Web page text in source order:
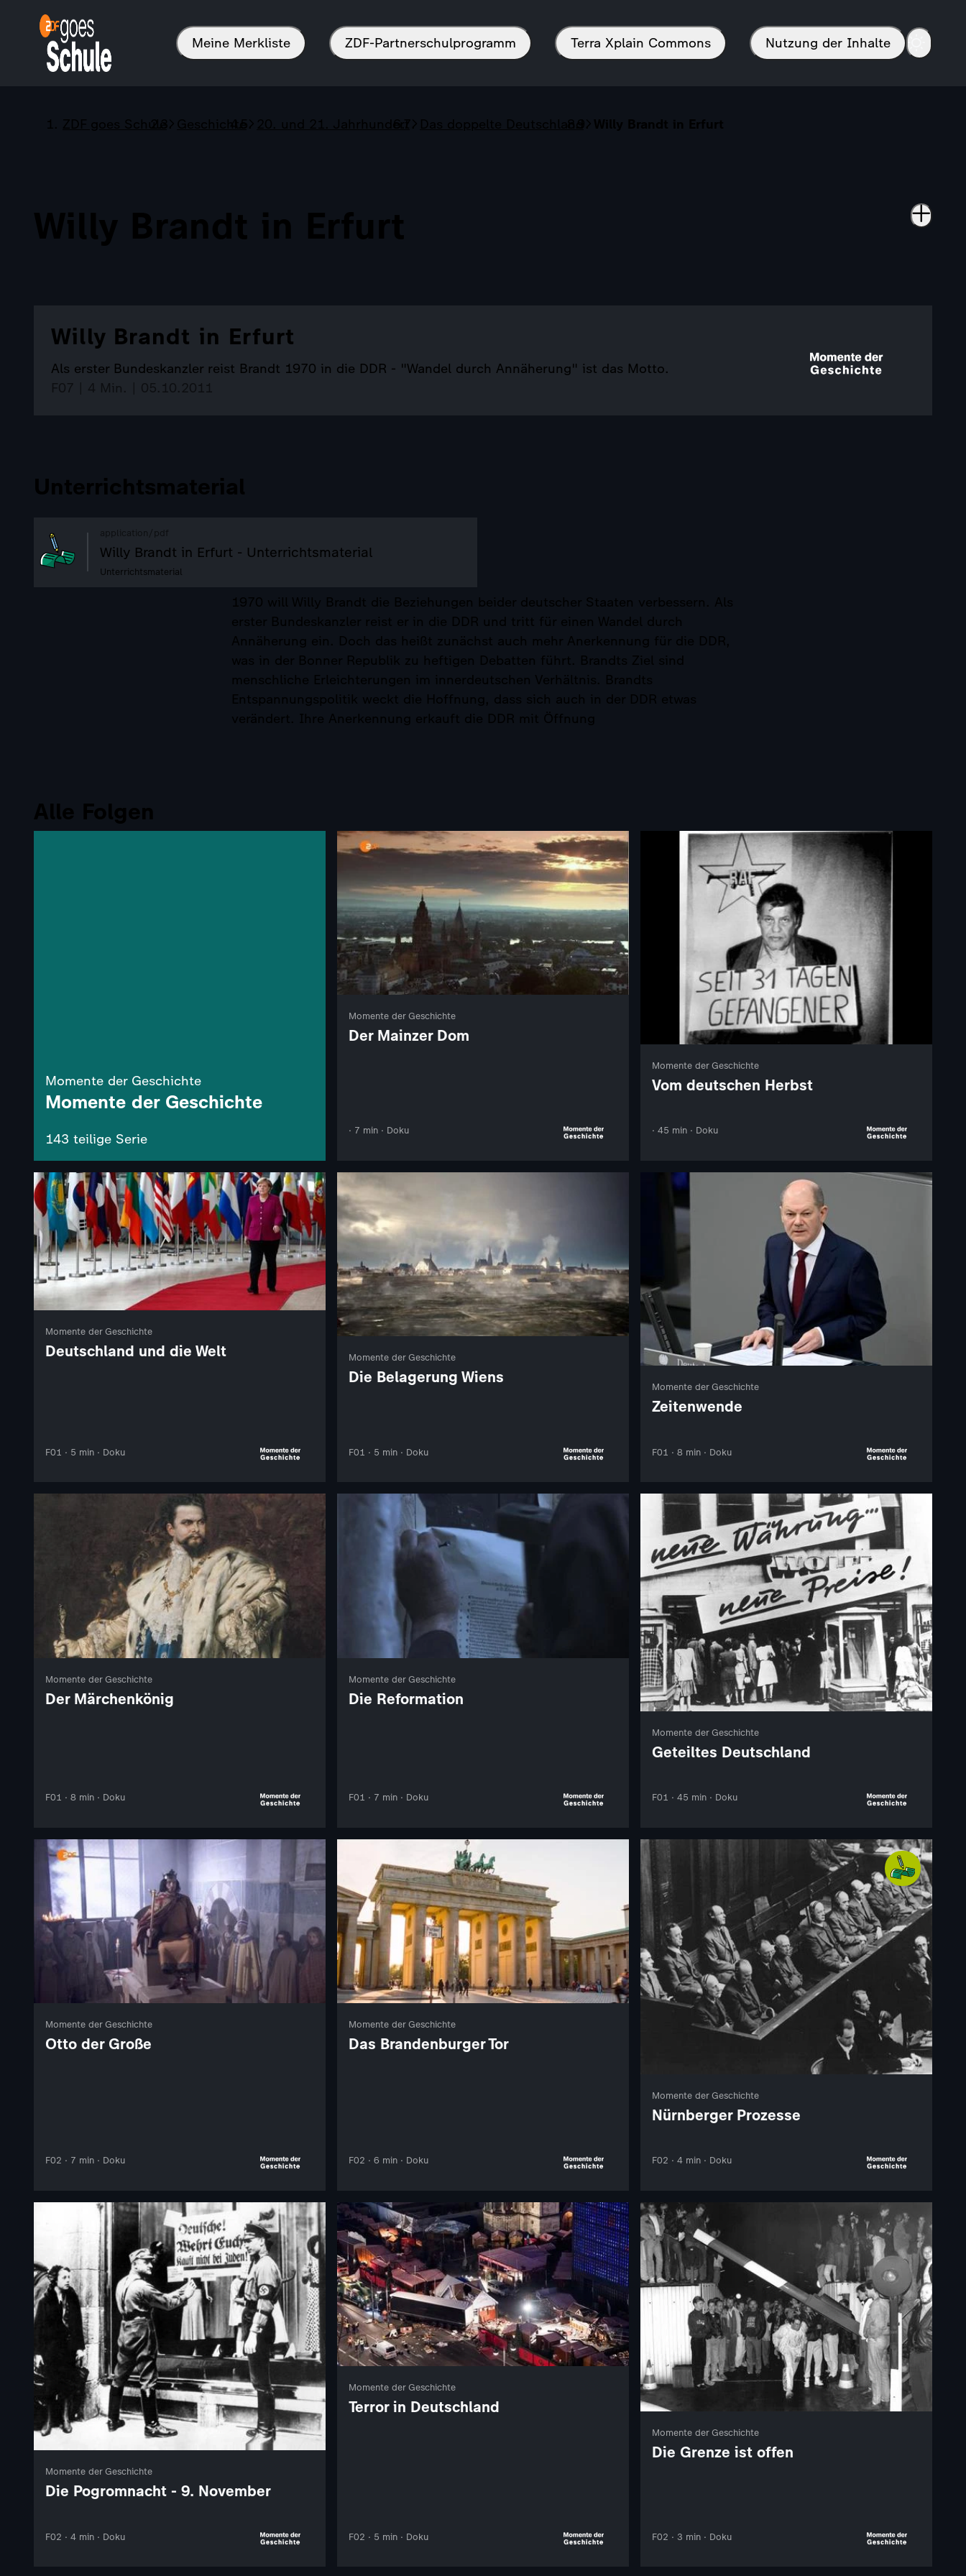
Meine Merkliste ZDF-Partnerschulprogramm Terra Xplain Commons Nutzung der Inhalte
ZDF goes Schule Geschichte 20. und 21. Jahrhundert Das doppelte Deutschland Willy Brandt in Erfurt
Willy Brandt in Erfurt
Willy Brandt in Erfurt
Als erster Bundeskanzler reist Brandt 1970 in die DDR - "Wandel durch Annäherung" ist das Motto.
F07 | 4 Min. | 05.10.2011
Unterrichtsmaterial
application/pdf
Willy Brandt in Erfurt - Unterrichtsmaterial
Unterrichtsmaterial
1970 will Willy Brandt die Beziehungen beider deutscher Staaten verbessern. Als
erster Bundeskanzler reist er in die DDR und tritt für einen Wandel durch
Annäherung ein. Doch das heißt zunächst auch mehr Anerkennung für die DDR,
was in der Bonner Republik zu heftigen Debatten führt. Brandts Ziel sind
menschliche Erleichterungen im innerdeutschen Verhältnis. Brandts
Entspannungspolitik weckt die Hoffnung, dass sich auch in der DDR etwas
verändert. Ihre Anerkennung erkauft die DDR mit Öffnung
Alle Folgen
Momente der Geschichte
Momente der Geschichte
143 teilige Serie
Momente der Geschichte
Der Mainzer Dom
· 7 min · Doku
Momente der Geschichte
Vom deutschen Herbst
· 45 min · Doku
Momente der Geschichte
Deutschland und die Welt
F01 · 5 min · Doku
Momente der Geschichte
Die Belagerung Wiens
F01 · 5 min · Doku
Momente der Geschichte
Zeitenwende
F01 · 8 min · Doku
Momente der Geschichte
Der Märchenkönig
F01 · 8 min · Doku
Momente der Geschichte
Die Reformation
F01 · 7 min · Doku
Momente der Geschichte
Geteiltes Deutschland
F01 · 45 min · Doku
Momente der Geschichte
Otto der Große
F02 · 7 min · Doku
Momente der Geschichte
Das Brandenburger Tor
F02 · 6 min · Doku
Momente der Geschichte
Nürnberger Prozesse
F02 · 4 min · Doku
Momente der Geschichte
Die Pogromnacht - 9. November
F02 · 4 min · Doku
Momente der Geschichte
Terror in Deutschland
F02 · 5 min · Doku
Momente der Geschichte
Die Grenze ist offen
F02 · 3 min · Doku